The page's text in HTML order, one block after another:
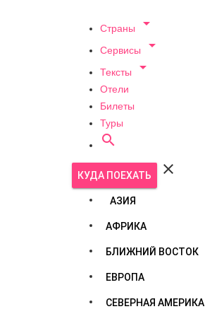
Страны 
Сервисы 
Тексты 
Отели
Билеты
Туры

КУДА ПОЕХАТЬ 
АЗИЯ
АФРИКА
БЛИЖНИЙ ВОСТОК
ЕВРОПА
СЕВЕРНАЯ АМЕРИКА